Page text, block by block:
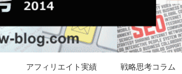
アフィリエイト実績
戦略思考コラム